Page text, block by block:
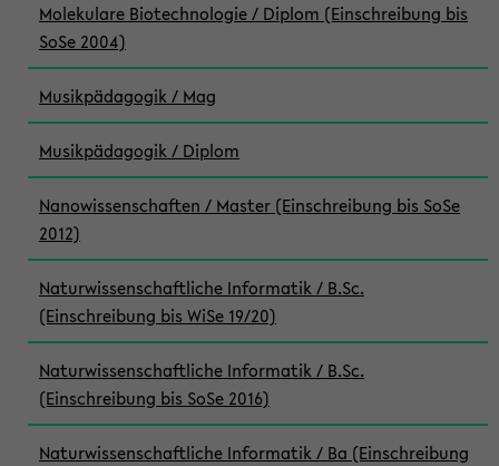
Molekulare Biotechnologie / Diplom (Einschreibung bis
SoSe 2004)
Musikpädagogik / Mag
Musikpädagogik / Diplom
Nanowissenschaften / Master (Einschreibung bis SoSe
2012)
Naturwissenschaftliche Informatik / B.Sc.
(Einschreibung bis WiSe 19/20)
Naturwissenschaftliche Informatik / B.Sc.
(Einschreibung bis SoSe 2016)
Naturwissenschaftliche Informatik / Ba (Einschreibung